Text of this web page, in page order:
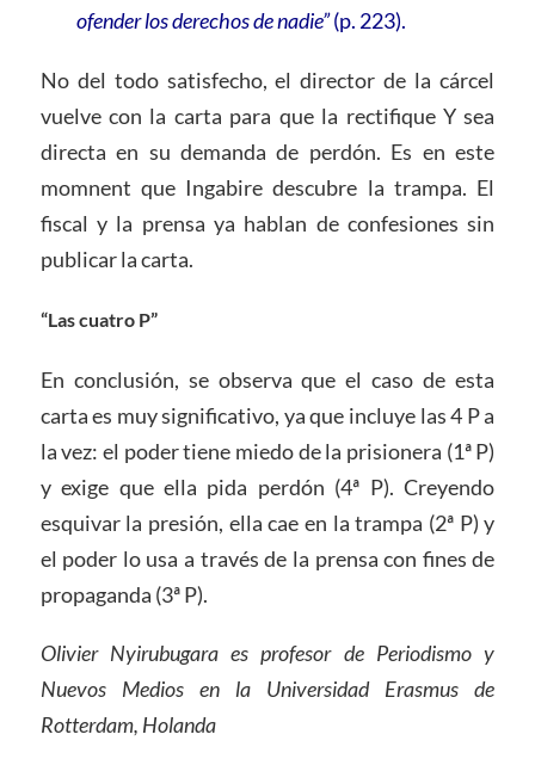
ofender los derechos de nadie”(p. 223).
No del todo satisfecho, el director de la cárcel
vuelve con la carta para que la rectifique Y sea
directa en su demanda de perdón. Es en este
momnent que Ingabire descubre la trampa. El
fiscal y la prensa ya hablan de confesiones sin
publicar la carta.
“Las cuatro P”
En conclusión, se observa que el caso de esta
carta es muy significativo, ya que incluye las 4 P a
la vez: el poder tiene miedo de la prisionera (1ª P)
y exige que ella pida perdón (4ª P). Creyendo
esquivar la presión, ella cae en la trampa (2ª P) y
el poder lo usa a través de la prensa con fines de
propaganda (3ª P).
Olivier Nyirubugara es profesor de Periodismo y
Nuevos Medios en la Universidad Erasmus de
Rotterdam, Holanda